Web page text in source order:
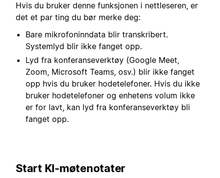
Hvis du bruker denne funksjonen i nettleseren, er
det et par ting du bør merke deg:
Bare mikrofoninndata blir transkribert.
Systemlyd blir ikke fanget opp.
Lyd fra konferanseverktøy (Google Meet,
Zoom, Microsoft Teams, osv.) blir ikke fanget
opp hvis du bruker hodetelefoner. Hvis du ikke
bruker hodetelefoner og enhetens volum ikke
er for lavt, kan lyd fra konferanseverktøy bli
fanget opp.
Start KI-møtenotater